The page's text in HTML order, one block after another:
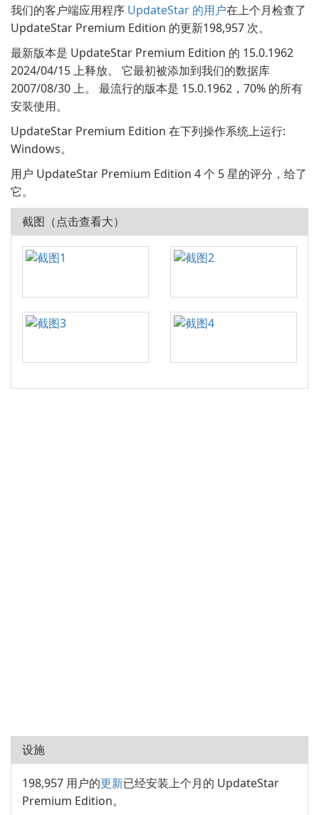
我们的客户端应用程序 UpdateStar 的用户在上个月检查了
UpdateStar Premium Edition 的更新198,957 次。
最新版本是 UpdateStar Premium Edition 的 15.0.1962
2024/04/15 上释放。 它最初被添加到我们的数据库
2007/08/30 上。 最流行的版本是 15.0.1962，70% 的所有
安装使用。
UpdateStar Premium Edition 在下列操作系统上运行:
Windows。
用户 UpdateStar Premium Edition 4 个 5 星的评分，给了
它。
截图（点击查看大）
设施
198,957 用户的更新已经安装上个月的 UpdateStar
Premium Edition。